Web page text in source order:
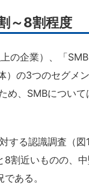
～8割程度
の企業）、「
）の3つのセグメ
め、SMBについ
る認識調査（図
割近いものの、中
ある。